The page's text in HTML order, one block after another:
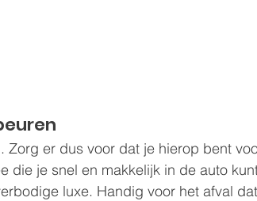
Zorg er dus voor dat je hierop bent
die je snel en makkelijk in de auto
luxe. Handig voor het afval